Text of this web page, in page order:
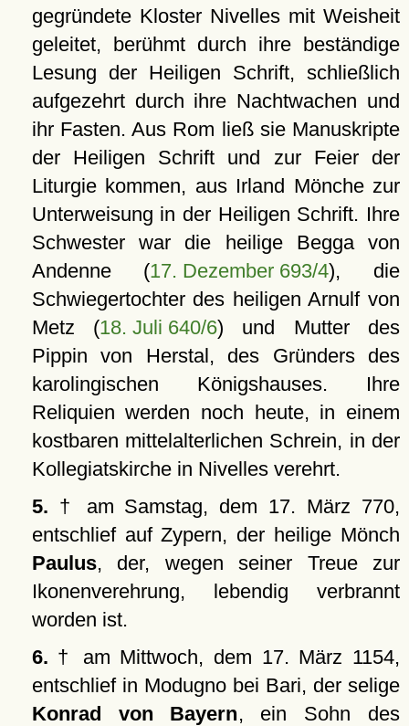
gegründete Kloster Nivelles mit Weisheit
geleitet, berühmt durch ihre beständige
Lesung der Heiligen Schrift, schließlich
aufgezehrt durch ihre Nachtwachen und
ihr Fasten. Aus Rom ließ sie Manuskripte
der Heiligen Schrift und zur Feier der
Liturgie kommen, aus Irland Mönche zur
Unterweisung in der Heiligen Schrift. Ihre
Schwester war die heilige Begga von
Andenne (17. Dezember 693/4), die
Schwiegertochter des heiligen Arnulf von
Metz (18. Juli 640/6) und Mutter des
Pippin von Herstal, des Gründers des
karolingischen Königshauses. Ihre
Reliquien werden noch heute, in einem
kostbaren mittelalterlichen Schrein, in der
Kollegiatskirche in Nivelles verehrt.
5. † am Samstag, dem 17. März 770,
entschlief auf Zypern, der heilige Mönch
Paulus, der, wegen seiner Treue zur
Ikonenverehrung, lebendig verbrannt
worden ist.
6. † am Mittwoch, dem 17. März 1154,
entschlief in Modugno bei Bari, der selige
Konrad von Bayern, ein Sohn des